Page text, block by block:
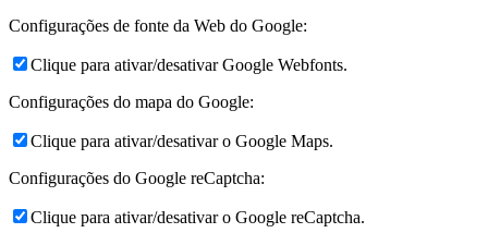
Configurações de fonte da Web do Google:
Clique para ativar/desativar Google Webfonts.
Configurações do mapa do Google:
Clique para ativar/desativar o Google Maps.
Configurações do Google reCaptcha:
Clique para ativar/desativar o Google reCaptcha.